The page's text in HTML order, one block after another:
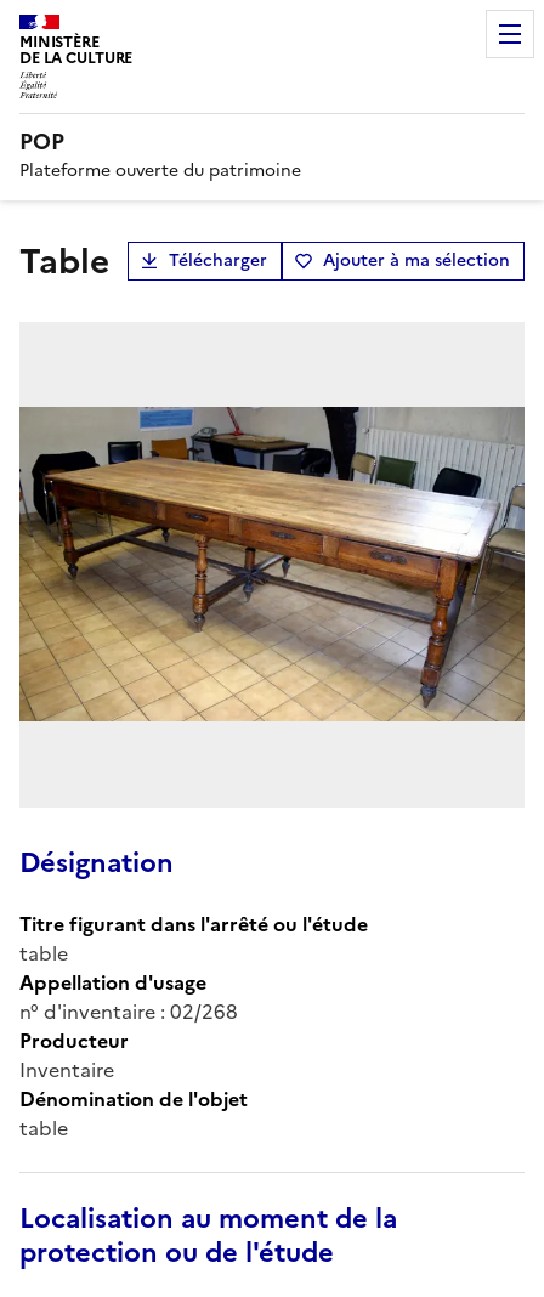
MINISTÈRE
DE LA CULTURE
POP
Plateforme ouverte du patrimoine
table Télécharger Ajouter à ma sélection
Désignation
Titre figurant dans l'arrêté ou l'étude
table
Appellation d'usage
n° d'inventaire : 02/268
Producteur
Inventaire
Dénomination de l'objet
table
Localisation au moment de la
protection ou de l'étude